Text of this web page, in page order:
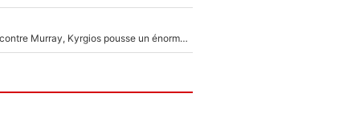
Victime de racisme contre Murray, Kyrgios pousse un énorme coup de gueule !